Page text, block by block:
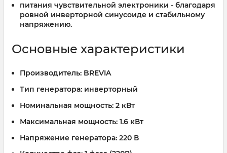
питания чувствительной электроники - благодаря
ровной инверторной синусоиде и стабильному
напряжению.
Основные характеристики
Производитель: BREVIA
Тип генератора: инверторный
Номинальная мощность: 2 кВт
Максимальная мощность: 1.6 кВт
Напряжение генератора: 220 В